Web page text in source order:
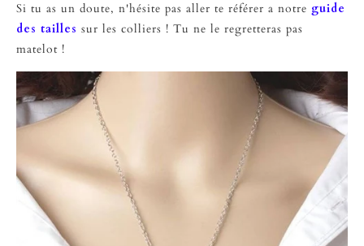
Si tu as un doute, n'hésite pas aller te référer a notre guide
des tailles sur les colliers ! Tu ne le regretteras pas
matelot !